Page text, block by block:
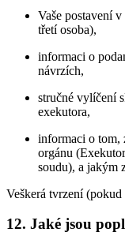
Vaše postavení
třetí osoba),
informaci o
návrzích,
stručné vylíčení
exekutora,
informaci o tom,
orgánu
soudu), a jakým
Veškerá tvrzení
12. Jaké jsou